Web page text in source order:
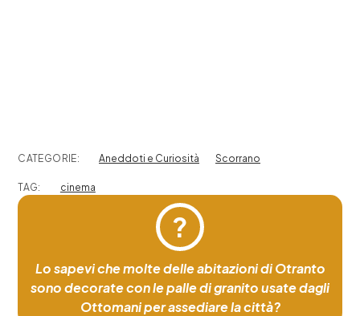
CATEGORIE: Aneddoti e Curiosità Scorrano
TAG: cinema
?
Lo sapevi che molte delle abitazioni di Otranto
sono decorate con le palle di granito usate dagli
Ottomani per assediare la città?